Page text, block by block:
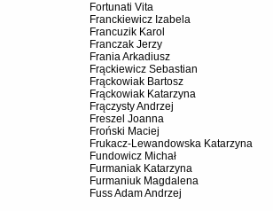
Fortunati Vita
Franckiewicz Izabela
Francuzik Karol
Franczak Jerzy
Frania Arkadiusz
Frąckiewicz Sebastian
Frąckowiak Bartosz
Frąckowiak Katarzyna
Frączysty Andrzej
Freszel Joanna
Froński Maciej
Frukacz-Lewandowska Katarzyna
Fundowicz Michał
Furmaniak Katarzyna
Furmaniuk Magdalena
Fuss Adam Andrzej